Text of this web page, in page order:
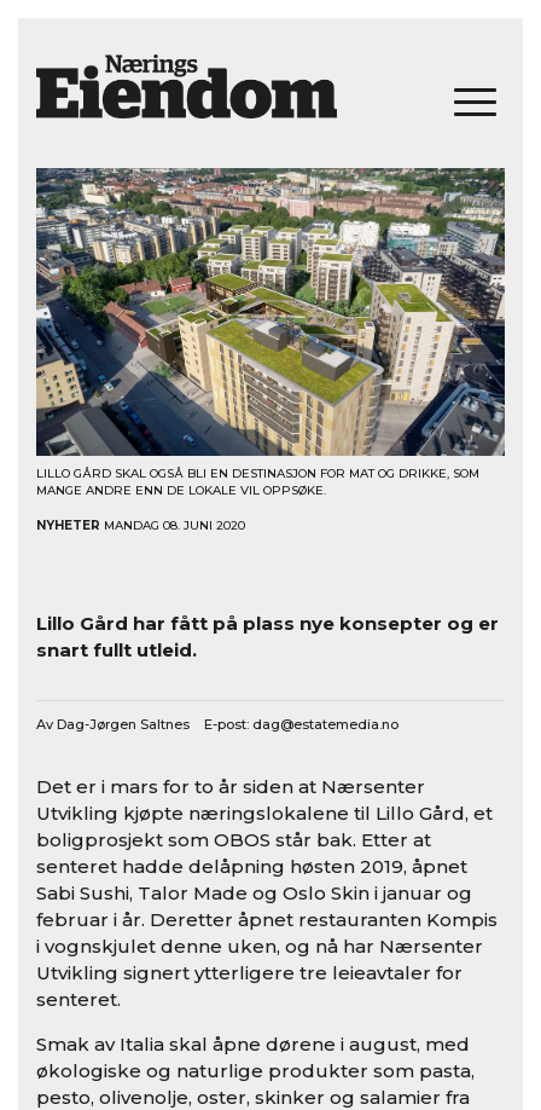
LILLO GÅRD SKAL OGSÅ BLI EN DESTINASJON FOR MAT OG DRIKKE, SOM
MANGE ANDRE ENN DE LOKALE VIL OPPSØKE.
NYHETER MANDAG 08. JUNI 2020
Lillo Gård har fått på plass nye konsepter og er
snart fullt utleid.
Av Dag-Jørgen Saltnes E-post: dag@estatemedia.no
Det er i mars for to år siden at Nærsenter
Utvikling kjøpte næringslokalene til Lillo Gård, et
boligprosjekt som OBOS står bak. Etter at
senteret hadde delåpning høsten 2019, åpnet
Sabi Sushi, Talor Made og Oslo Skin i januar og
februar i år. Deretter åpnet restauranten Kompis
i vognskjulet denne uken, og nå har Nærsenter
Utvikling signert ytterligere tre leieavtaler for
senteret.
Smak av Italia skal åpne dørene i august, med
økologiske og naturlige produkter som pasta,
pesto, olivenolje, oster, skinker og salamier fra